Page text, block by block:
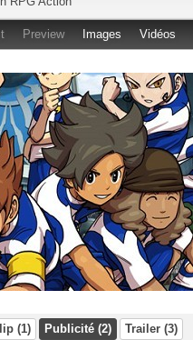
Preview Images Vidéos
(1) Publicité (2) Trailer (3)